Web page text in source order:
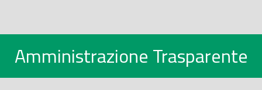
Amministrazione Trasparente